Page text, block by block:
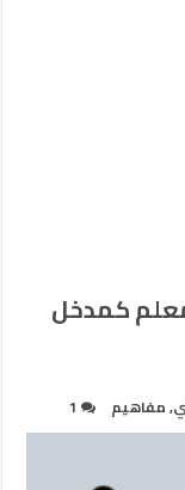
كمدخل
,مفاهيم 1